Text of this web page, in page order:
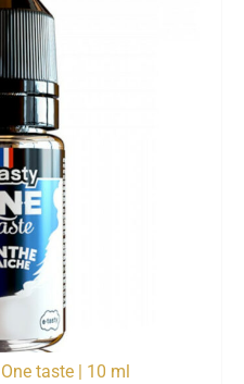
taste | 10 ml